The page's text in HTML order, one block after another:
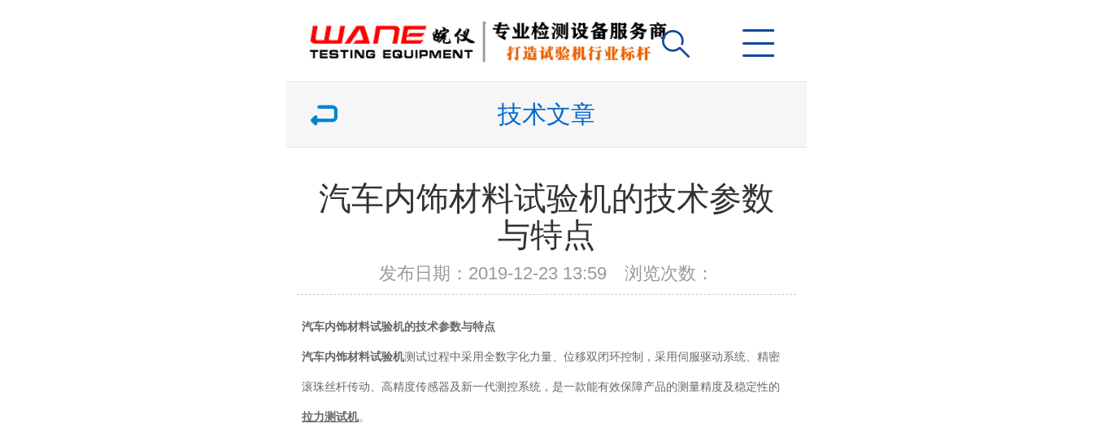
技术文章
汽车内饰材料试验机的技术参数
与特点
发布日期：2019-12-23 13:59 浏览次数：
汽车内饰材料试验机的技术参数与特点
汽车内饰材料试验机测试过程中采用全数字化力量、位移双闭环控制，采用伺服驱动系统、精密
滚珠丝杆传动、高精度传感器及新一代测控系统，是一款能有效保障产品的测量精度及稳定性的
拉力测试机。